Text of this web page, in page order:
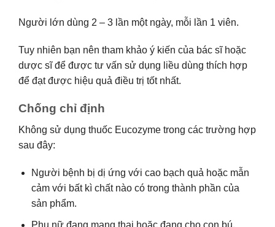
Người lớn dùng 2 – 3 lần một ngày, mỗi lần 1 viên.
Tuy nhiên bạn nên tham khảo ý kiến của bác sĩ hoặc
dược sĩ để được tư vấn sử dụng liều dùng thích hợp
để đạt được hiệu quả điều trị tốt nhất.
Chống chỉ định
Không sử dụng thuốc Eucozyme trong các trường hợp
sau đây:
Người bệnh bị dị ứng với cao bạch quả hoặc mẫn
cảm với bất kì chất nào có trong thành phần của
sản phẩm.
Phụ nữ đang mang thai hoặc đang cho con bú.